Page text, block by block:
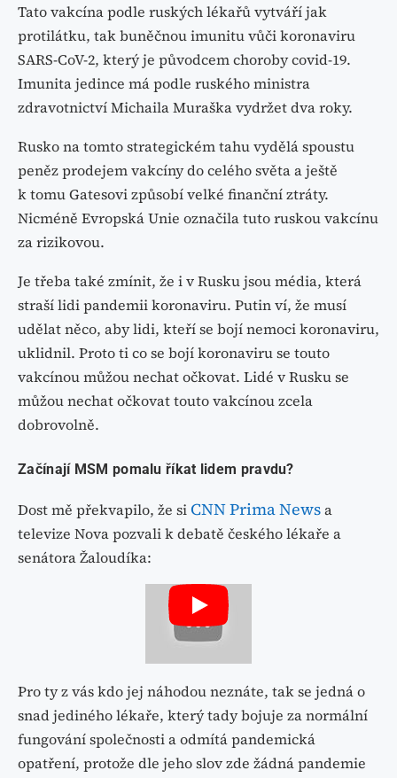
Tato vakcína podle ruských lékařů vytváří jak
protilátku, tak buněčnou imunitu vůči koronaviru
SARS-CoV-2, který je původcem choroby covid-19.
Imunita jedince má podle ruského ministra
zdravotnictví Michaila Muraška vydržet dva roky.
Rusko na tomto strategickém tahu vydělá spoustu
peněz prodejem vakcíny do celého světa a ještě
k tomu Gatesovi způsobí velké finanční ztráty.
Nicméně Evropská Unie označila tuto ruskou vakcínu
za rizikovou.
Je třeba také zmínit, že i v Rusku jsou média, která
straší lidi pandemii koronaviru. Putin ví, že musí
udělat něco, aby lidi, kteří se bojí nemoci koronaviru,
uklidnil. Proto ti co se bojí koronaviru se touto
vakcínou můžou nechat očkovat. Lidé v Rusku se
můžou nechat očkovat touto vakcínou zcela
dobrovolně.
Začínají MSM pomalu říkat lidem pravdu?
Dost mě překvapilo, že siCNN Prima Newsa
televize Nova pozvali k debatě českého lékaře a
senátora Žaloudíka:
Pro ty z vás kdo jej náhodou neznáte, tak se jedná o
snad jediného lékaře, který tady bojuje za normální
fungování společnosti a odmítá pandemická
opatření, protože dle jeho slov zde žádná pandemie